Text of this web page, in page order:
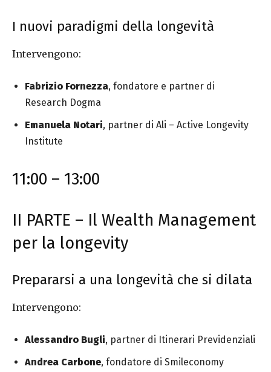
I nuovi paradigmi della longevità
Intervengono:
Fabrizio Fornezza, fondatore e partner di
Research Dogma
Emanuela Notari, partner di Ali – Active Longevity
Institute
11:00 – 13:00
II PARTE – Il Wealth Management
per la longevity
Prepararsi a una longevità che si dilata
Intervengono:
Alessandro Bugli, partner di Itinerari Previdenziali
Andrea Carbone, fondatore di Smileconomy